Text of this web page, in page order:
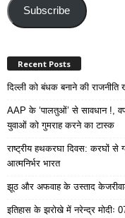
AddressSubscribe
Recent Posts
दिल्ली को बंधक बनाने की
AAP के ‘पालतुओं’ से सावधान !,
युवाओं को गुमराह करने का टास्क
राष्ट्रीय हथकरघा दिवस: करघों
आत्मनिर्भर भारत
झूठ और अफवाह के उस्ताद
इतिहास के झरोखे में नरेन्द्र मोदीः